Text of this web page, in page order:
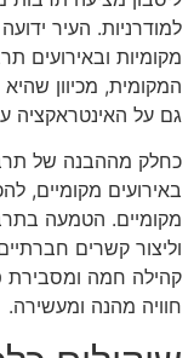
למודרניות. העיר
מקומיות ובאירועים
המקומית, מכיוון
גם על האינטראקציה
כחלק מההבנה של
באירועים מקומיים,
מקומיים. הטמעה
וליצור קשרים
קהילה חמה ומסבירת
חוויה מהנה ומעשירה.